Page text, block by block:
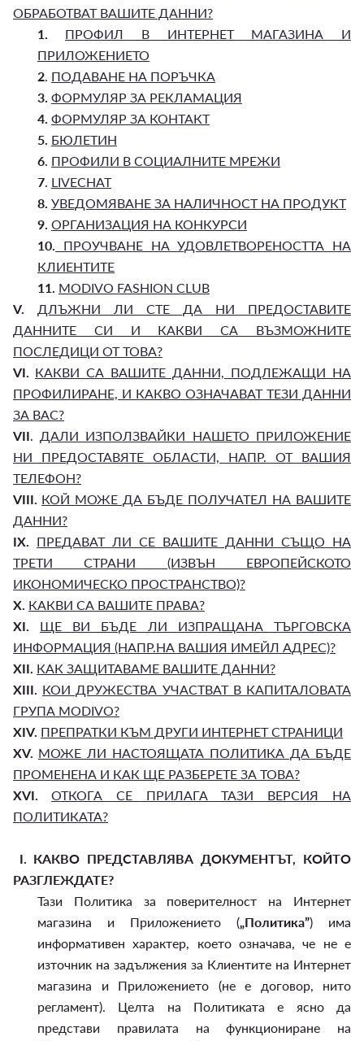
ОБРАБОТВАТ ВАШИТЕ ДАННИ?
1.
ПРОФИЛ В ИНТЕРНЕТ МАГАЗИНА И
ПРИЛОЖЕНИЕТО
2. ПОДАВАНЕ НА ПОРЪЧКА
3. ФОРМУЛЯР ЗА РЕКЛАМАЦИЯ
4. ФОРМУЛЯР ЗА КОНТАКТ
5. БЮЛЕТИН
6. ПРОФИЛИ В СОЦИАЛНИТЕ МРЕЖИ
7. LIVECHAT
8. УВЕДОМЯВАНЕ ЗА НАЛИЧНОСТ НА ПРОДУКТ
9. ОРГАНИЗАЦИЯ НА КОНКУРСИ
10. ПРОУЧВАНЕ НА УДОВЛЕТВОРЕНОСТТА НА
КЛИЕНТИТЕ
11. MODIVO FASHION CLUB
V.
ДЛЪЖНИ ЛИ СТЕ ДА НИ ПРЕДОСТАВИТЕ
ДАННИТЕ СИ И КАКВИ СА ВЪЗМОЖНИТЕ
ПОСЛЕДИЦИ ОТ ТОВА?
VI. КАКВИ СА ВАШИТЕ ДАННИ, ПОДЛЕЖАЩИ НА
ПРОФИЛИРАНЕ, И КАКВО ОЗНАЧАВАТ ТЕЗИ ДАННИ
ЗА ВАС?
VII. ДАЛИ ИЗПОЛЗВАЙКИ НАШЕТО ПРИЛОЖЕНИЕ
НИ ПРЕДОСТАВЯТЕ ОБЛАСТИ, НАПР. ОТ ВАШИЯ
ТЕЛЕФОН?
VIII. КОЙ МОЖЕ ДА БЪДЕ ПОЛУЧАТЕЛ НА ВАШИТЕ
ДАННИ?
IX. ПРЕДАВАТ ЛИ СЕ ВАШИТЕ ДАННИ СЪЩО НА
ТРЕТИ СТРАНИ (ИЗВЪН ЕВРОПЕЙСКОТО
ИКОНОМИЧЕСКО ПРОСТРАНСТВО)?
X. КАКВИ СА ВАШИТЕ ПРАВА?
XI.
ЩЕ ВИ БЪДЕ ЛИ ИЗПРАЩАНА ТЪРГОВСКА
ИНФОРМАЦИЯ (НАПР.НА ВАШИЯ ИМЕЙЛ АДРЕС)?
XII. КАК ЗАЩИТАВАМЕ ВАШИТЕ ДАННИ?
XIII. КОИ ДРУЖЕСТВА УЧАСТВАТ В КАПИТАЛОВАТА
ГРУПА MODIVO?
XIV. ПРЕПРАТКИ КЪМ ДРУГИ ИНТЕРНЕТ СТРАНИЦИ
XV. МОЖЕ ЛИ НАСТОЯЩАТА ПОЛИТИКА ДА БЪДЕ
ПРОМЕНЕНА И КАК ЩЕ РАЗБЕРЕТЕ ЗА ТОВА?
XVI.
ОТКОГА СЕ ПРИЛАГА ТАЗИ ВЕРСИЯ НА
ПОЛИТИКАТА?
I. КАКВО ПРЕДСТАВЛЯВА ДОКУМЕНТЪТ, КОЙТО
РАЗГЛЕЖДАТЕ?
Тази Политика за поверителност на Интернет
магазина и Приложението („Политика”) има
информативен характер, което означава, че не е
източник на задължения за Клиентите на Интернет
магазина и Приложението (не е договор, нито
регламент). Целта на Политиката е ясно да
представи правилата на функциониране на